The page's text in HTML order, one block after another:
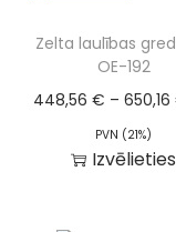
Zelta laulības
OE-192
448,56 € – 650,16
PVN (21%)
Izvēlieties